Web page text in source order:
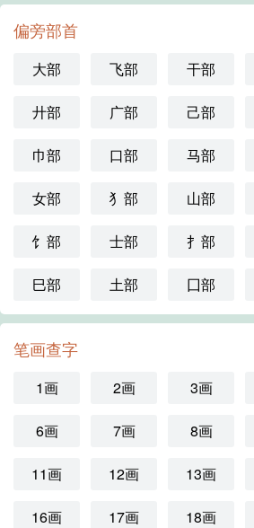
偏旁部首
大部 飞部 干部
廾部 广部 己部
巾部 口部 马部
女部 犭部 山部
饣部 士部 扌部
巳部 土部 囗部
笔画查字
1画 2画 3画
6画 7画 8画
11画 12画 13画
16画 17画 18画